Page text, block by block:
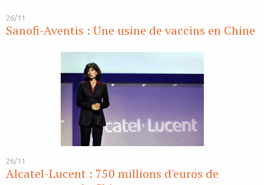
26/11
Sanofi-Aventis : Une usine de vaccins en Chine
26/11
Alcatel-Lucent : 750 millions d'euros de